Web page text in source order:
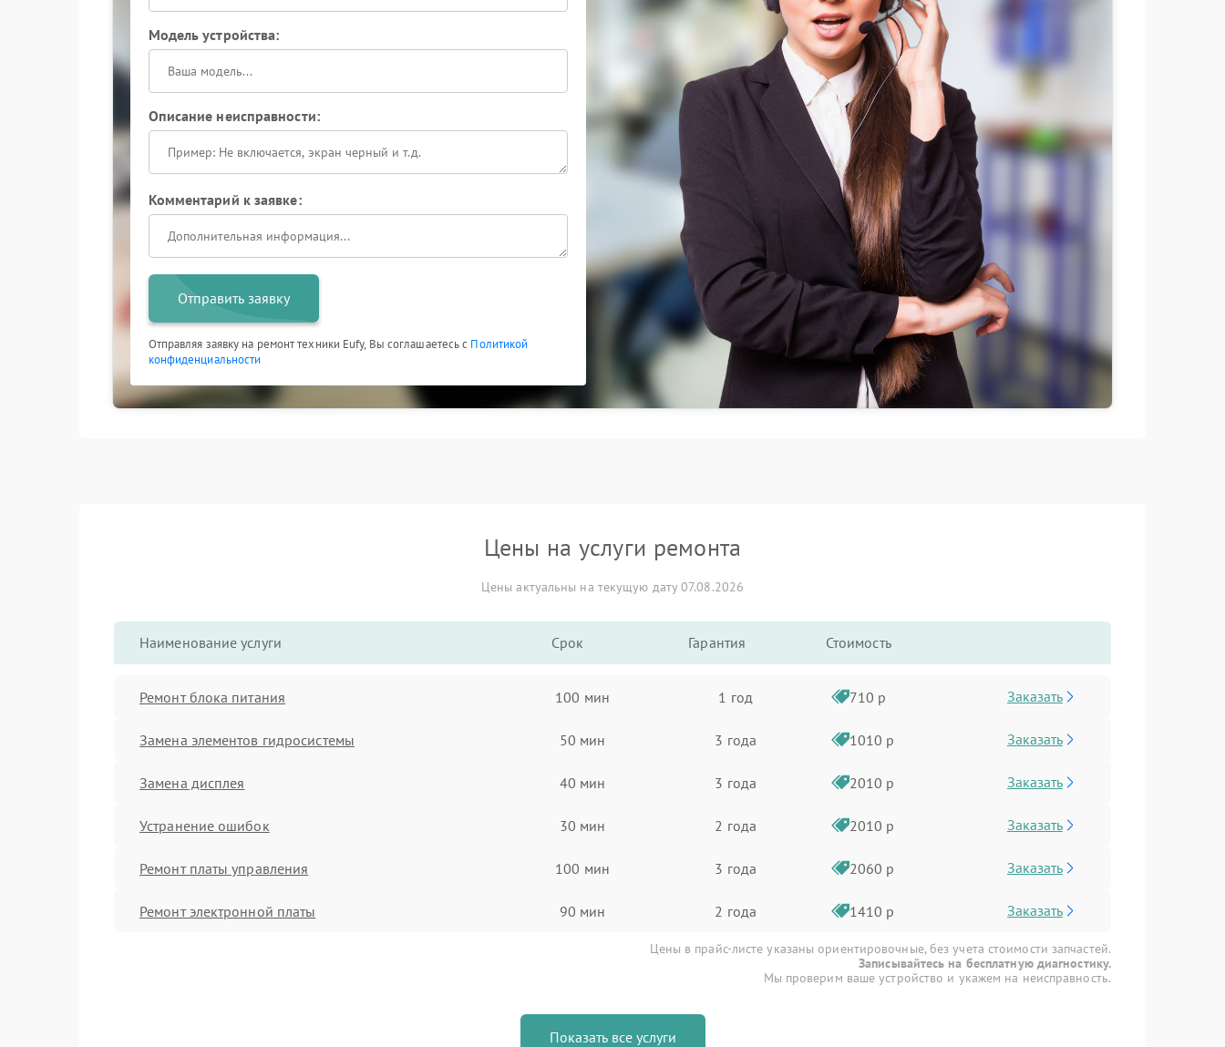
Модель устройства:
Описание неисправности:
Комментарий к заявке:
Отправить заявку
Отправляя заявку на ремонт техники Eufy, Вы соглашаетесь с Политикой
конфиденциальности
Цены на услуги ремонта
Цены актуальны на текущую дату 07.08.2026
Наименование услуги Срок Гарантия Стоимость
Ремонт блока питания 100 мин 1 год 710 р Заказать
Замена элементов гидросистемы 50 мин 3 года 1010 р Заказать
Замена дисплея 40 мин 3 года 2010 р Заказать
Устранение ошибок 30 мин 2 года 2010 р Заказать
Ремонт платы управления 100 мин 3 года 2060 р Заказать
Ремонт электронной платы 90 мин 2 года 1410 р Заказать
Цены в прайс-листе указаны ориентировочные, без учета стоимости запчастей.
Записывайтесь на бесплатную диагностику.
Мы проверим ваше устройство и укажем на неисправность.
Показать все услуги